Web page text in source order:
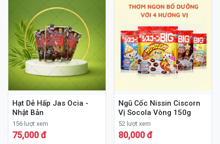
Hạt Dẻ Hấp Jas Ocia -
Nhật Bản
156 lượt xem
75,000 đ
Ngũ Cốc Nissin Ciscorn
Vị Socola Vòng 150g
52 lượt xem
80,000 đ